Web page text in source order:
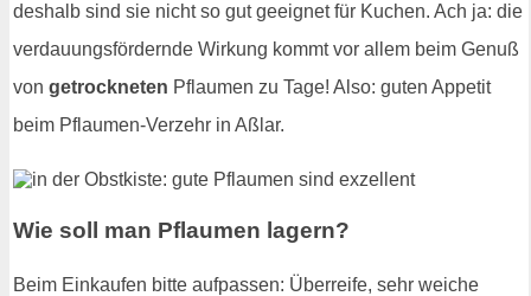
deshalb sind sie nicht so gut geeignet für Kuchen. Ach ja: die
verdauungsfördernde Wirkung kommt vor allem beim Genuß
von getrockneten Pflaumen zu Tage! Also: guten Appetit
beim Pflaumen-Verzehr in Aßlar.
Wie soll man Pflaumen lagern?
Beim Einkaufen bitte aufpassen: Überreife, sehr weiche